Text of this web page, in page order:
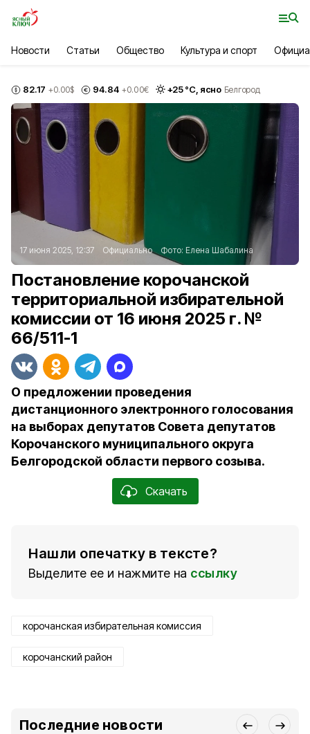
Новости Статьи Общество Культура и спорт
82.17 +0.00$ 94.84 +0.00€ +25°С, ясно Белгород
17 июня 2025, 12:37 Официально Фото: Елена Шабалина
Постановление корочанской
территориальной избирательной
комиссии от 16 июня 2025 г. №
66/511-1
О предложении проведения
дистанционного электронного голосования
на выборах депутатов Совета депутатов
Корочанского муниципального округа
Белгородской области первого созыва.
Скачать
Нашли опечатку в тексте?
Выделите ее и нажмите на ссылку
корочанская избирательная комиссия
корочанский район
Последние новости